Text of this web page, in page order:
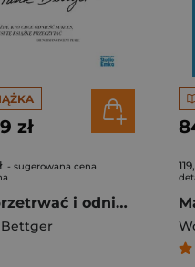
zł
- sugerowana cena
Jak przetrwać i odnieść sukces w biznesie wyd. 2026
Bettger